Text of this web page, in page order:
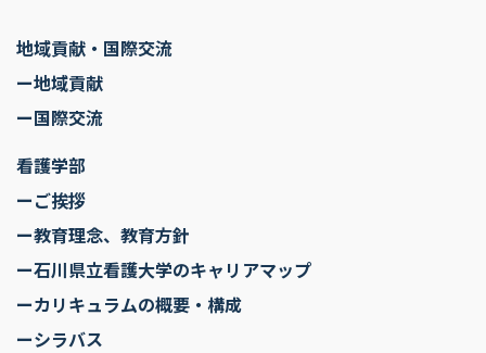
地域貢献・国際交流
ー地域貢献
ー国際交流
看護学部
ーご挨拶
ー教育理念、教育方針
ー石川県立看護大学のキャリアマップ
ーカリキュラムの概要・構成
ーシラバス